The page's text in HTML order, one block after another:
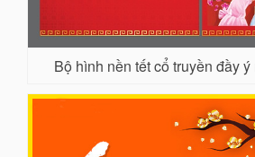
Bộ hình nền tết cổ truyền đầy